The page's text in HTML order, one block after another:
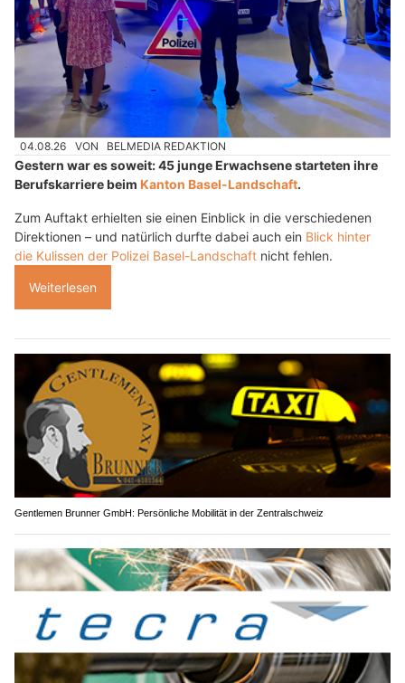
04.08.26 VON BELMEDIA REDAKTION
Gestern war es soweit: 45 junge Erwachsene starteten ihre
Berufskarriere beim Kanton Basel-Landschaft.
Zum Auftakt erhielten sie einen Einblick in die verschiedenen
Direktionen – und natürlich durfte dabei auch ein Blick hinter
die Kulissen der Polizei Basel-Landschaft nicht fehlen.
Weiterlesen
Gentlemen Brunner GmbH: Persönliche Mobilität in der Zentralschweiz